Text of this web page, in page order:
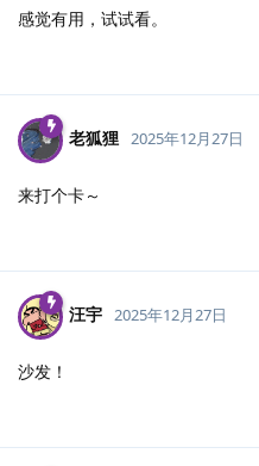
感觉有用，试试看。
老狐狸 2025年12月27日
来打个卡～
汪宇 2025年12月27日
沙发！